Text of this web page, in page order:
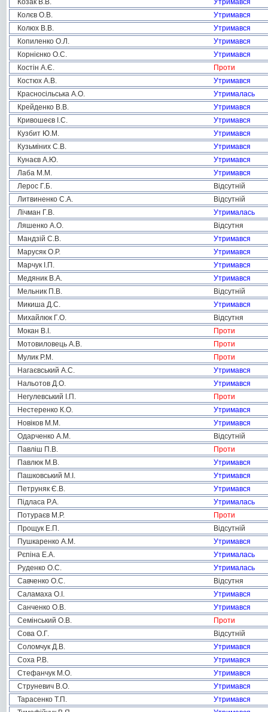
Козак В.В.
Утримався
Колєв О.В.
Утримався
Колюх В.В.
Утримався
Копиленко О.Л.
Утримався
Корнієнко О.С.
Утримався
Костін А.Є.
Проти
Костюх А.В.
Утримався
Красносільська А.О.
Утрималась
Крейденко В.В.
Утримався
Кривошеєв І.С.
Утримався
Кузбит Ю.М.
Утримався
Кузьміних С.В.
Утримався
Кунаєв А.Ю.
Утримався
Лаба М.М.
Утримався
Лерос Г.Б.
Відсутній
Литвиненко С.А.
Відсутній
Лічман Г.В.
Утрималась
Ляшенко А.О.
Відсутня
Мандзій С.В.
Утримався
Марусяк О.Р.
Утримався
Марчук І.П.
Утримався
Медяник В.А.
Утримався
Мельник П.В.
Відсутній
Микиша Д.С.
Утримався
Михайлюк Г.О.
Відсутня
Мокан В.І.
Проти
Мотовиловець А.В.
Проти
Мулик Р.М.
Проти
Нагаєвський А.С.
Утримався
Нальотов Д.О.
Утримався
Негулевський І.П.
Проти
Нестеренко К.О.
Утримався
Новіков М.М.
Утримався
Одарченко А.М.
Відсутній
Павліш П.В.
Проти
Павлюк М.В.
Утримався
Пашковський М.І.
Утримався
Петруняк Є.В.
Утримався
Підласа Р.А.
Утрималась
Потураєв М.Р.
Проти
Прощук Е.П.
Відсутній
Пушкаренко А.М.
Утримався
Рєпіна Е.А.
Утрималась
Руденко О.С.
Утрималась
Савченко О.С.
Відсутня
Саламаха О.І.
Утримався
Санченко О.В.
Утримався
Семінський О.В.
Проти
Сова О.Г.
Відсутній
Соломчук Д.В.
Утримався
Соха Р.В.
Утримався
Стефанчук М.О.
Утримався
Струневич В.О.
Утримався
Тарасенко Т.П.
Утримався